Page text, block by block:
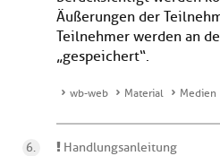
Äußerungen der
Teilnehmer werden an
„gespeichert“.
wb-web Material Medien
Handlungsanleitung